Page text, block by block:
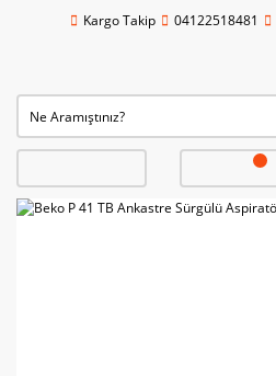
Kargo Takip 04122518481